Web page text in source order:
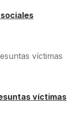
víctimas